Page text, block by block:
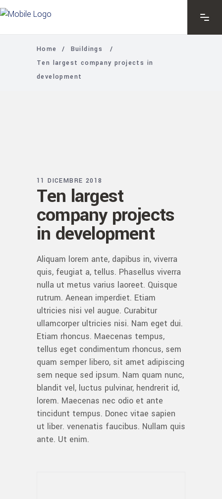
Home / Buildings
/
Ten largest company projects in
development
11 DICEMBRE 2018
Ten largest
company projects
in development
Aliquam lorem ante, dapibus in, viverra
quis, feugiat a, tellus. Phasellus viverra
nulla ut metus varius laoreet. Quisque
rutrum. Aenean imperdiet. Etiam
ultricies nisi vel augue. Curabitur
ullamcorper ultricies nisi. Nam eget dui.
Etiam rhoncus. Maecenas tempus,
tellus eget condimentum rhoncus, sem
quam semper libero, sit amet adipiscing
sem neque sed ipsum. Nam quam nunc,
blandit vel, luctus pulvinar, hendrerit id,
lorem. Maecenas nec odio et ante
tincidunt tempus. Donec vitae sapien
ut liber. venenatis faucibus. Nullam quis
ante. Ut enim.